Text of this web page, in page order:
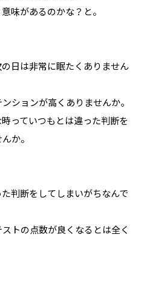
味があるのかな？と。
日は非常に眠たくありません
ションが高くありませんか。
っていつもとは違った判断を
か。
判断をしてしまいがちなんで
トの点数が良くなるとは全く